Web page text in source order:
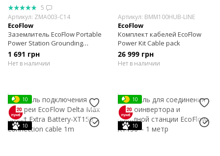
5
Артикул: ZMA003-C14
EcoFlow
Заземлитель EcoFlow Portable
Power Station Grounding
Adapter
1 691 грн
Нет в наличии
Артикул: BMM100HUB-LINE
EcoFlow
Комплект кабелей EcoFlow
Power Kit Cable pack
26 999 грн
Нет в наличии
10
10
10
10